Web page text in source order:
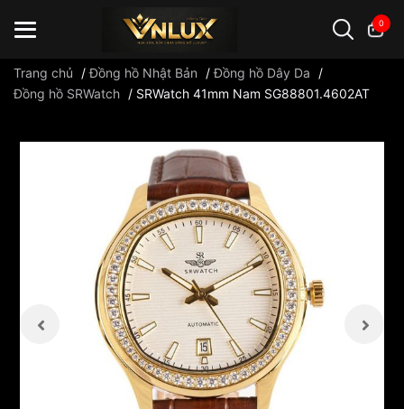
0
Trang chủ /Đồng hồ Nhật Bản /Đồng hồ Dây Da
/
Đồng hồ SRWatch / SRWatch 41mm Nam SG88801.4602AT